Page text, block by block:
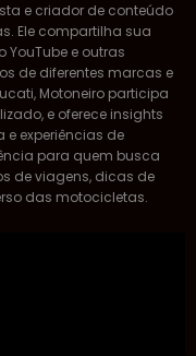
e criador de conteúdo
Ele compartilha sua
e outras
de diferentes marcas e
Motoneiro participa
e oferece insights
experiências de
para quem busca
de viagens, dicas de
das motocicletas.